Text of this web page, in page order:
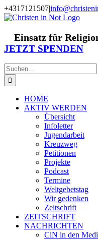
Zum
Inhalt
+4317121507|
Facebook
Instagram
X
Spenden
Newsletter
Einsatz für
JETZT SPENDEN
Suche
nach:
HOME
AKTIV WERDEN
Übersicht
Infoletter
Jugendarbeit
Kreuzweg
Petitionen
Projekte
Podcast
Termine
Weltgebetstag
Wir gedenken
Zeitschrift
ZEITSCHRIFT
NACHRICHTEN
CiN in den